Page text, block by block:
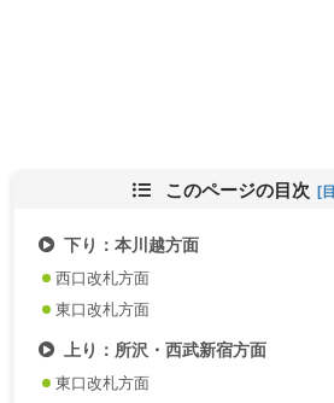
このページの目次
下り：本川越方面
西口改札方面
東口改札方面
上り：所沢・西武新宿方面
東口改札方面